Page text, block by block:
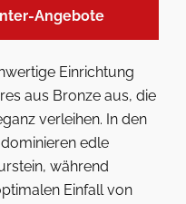
Angebote
Einrichtung
aus Bronze aus, die
verleihen. In den
edle
während
Einfall von